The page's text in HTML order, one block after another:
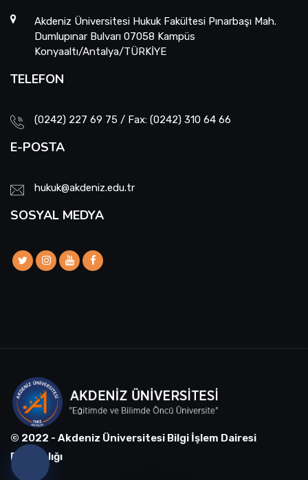
Akdeniz Üniversitesi Hukuk Fakültesi Pınarbaşı Mah.
Dumlupınar Bulvarı 07058 Kampüs
Konyaaltı/Antalya/TÜRKİYE
TELEFON
(0242) 227 69 75 / Fax: (0242) 310 64 66
E-POSTA
hukuk@akdeniz.edu.tr
SOSYAL MEDYA
© 2022 - Akdeniz Üniversitesi Bilgi İşlem Dairesi
Başkanlığı